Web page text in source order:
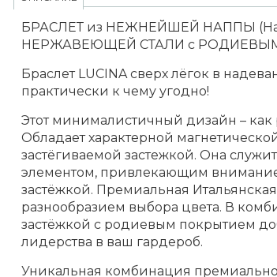
БРАСЛЕТ из НЕЖНЕЙШЕЙ НАППЫ
НЕРЖАВЕЮЩЕЙ СТАЛИ с
Браслет LUCINA сверх лёгок в
практически к чему угодно!
Этот минималистичный дизайн – как
Обладает характерной
застёгиваемой застежкой. Она
элементом, привлекающим
застёжкой. Премиальная
разнообразием выбора цвета. В
застёжкой с родиевым покрытием
лидерства в ваш гардероб.
Уникальная комбинация